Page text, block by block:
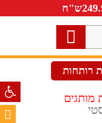
רותחות
מותגים
פתח